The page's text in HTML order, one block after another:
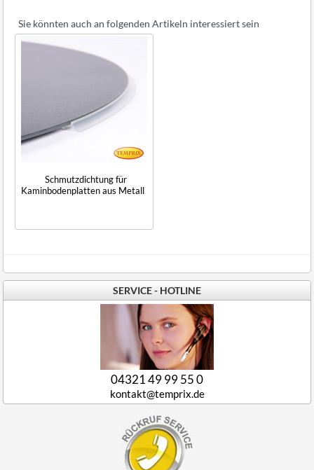
Sie könnten auch an folgenden Artikeln interessiert sein
Schmutzdichtung für
Kaminbodenplatten aus Metall
SERVICE - HOTLINE
04321 49 99 55 0
kontakt@temprix.de